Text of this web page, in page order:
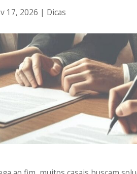
17, 2026 | Dicas